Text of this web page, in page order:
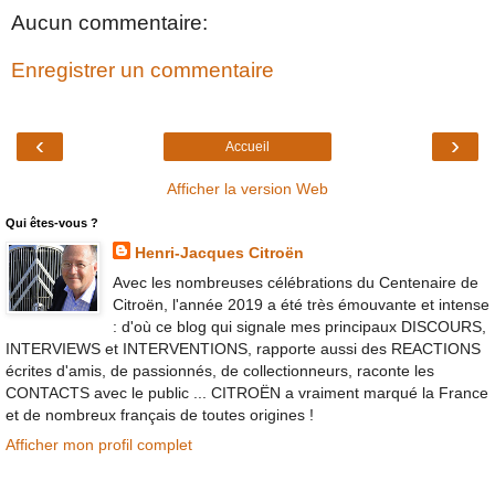
Aucun commentaire:
Enregistrer un commentaire
‹ ›
Accueil
Afficher la version Web
Qui êtes-vous ?
Henri-Jacques Citroën
Avec les nombreuses célébrations du Centenaire de
Citroën, l'année 2019 a été très émouvante et intense
: d'où ce blog qui signale mes principaux DISCOURS,
INTERVIEWS et INTERVENTIONS, rapporte aussi des REACTIONS
écrites d'amis, de passionnés, de collectionneurs, raconte les
CONTACTS avec le public ... CITROËN a vraiment marqué la France
et de nombreux français de toutes origines !
Afficher mon profil complet